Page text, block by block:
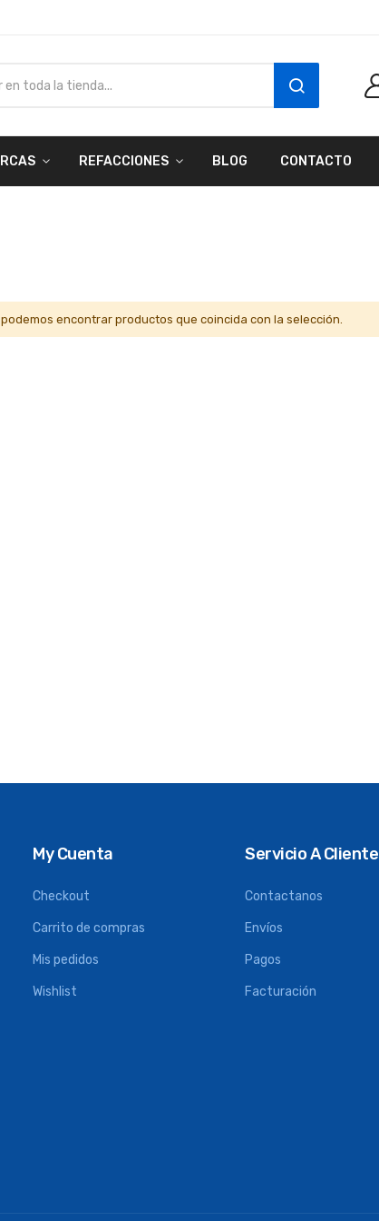
SEARCH
REFACCIONES BLOG CONTACTO
podemos encontrar productos que coincida con la selección.
My Cuenta
Checkout
Carrito de compras
Mis pedidos
Wishlist
Servicio A Cliente
Contactanos
Envíos
Pagos
Facturación